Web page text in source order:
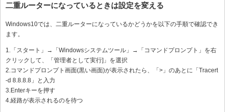
二重ルーターになっているときは設定を変える
Windows10では、二重ルーターになっているかどうかを以下の手順で確認でき
ます。
1.「スタート」→「Windowsシステムツール」→「コマンドプロンプト」を右
クリックして、「管理者として実行]」を選択
2.コマンドプロンプト画面(黒い画面)が表示されたら、「>」のあとに「Tracert
-d 8.8.8.8」と入力
3.Enterキーを押す
4.経路が表示されるのを待つ